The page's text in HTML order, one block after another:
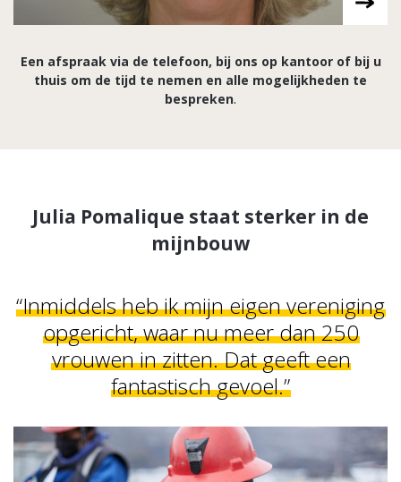
Een afspraak via de telefoon, bij ons op kantoor of bij u
thuis om de tijd te nemen en alle mogelijkheden te
bespreken.
Julia Pomalique staat sterker in de
mijnbouw
“Inmiddels heb ik mijn eigen vereniging
opgericht, waar nu meer dan 250
vrouwen in zitten. Dat geeft een
fantastisch gevoel.”